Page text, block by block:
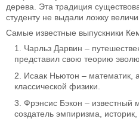
дерева. Эта традиция
студенту не выдали ложку
Самые известные выпускники
Чарльз Дарвин –
представил свою теорию
Исаак Ньютон – математик,
классической физики.
Фрэнсис Бэкон –
создатель эмпиризма,